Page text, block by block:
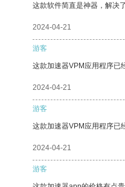
这款软件简直是神器，解决
2024-04-21
游客
这款加速器VPM应用程序已
2024-04-21
游客
这款加速器VPM应用程序已
2024-04-21
游客